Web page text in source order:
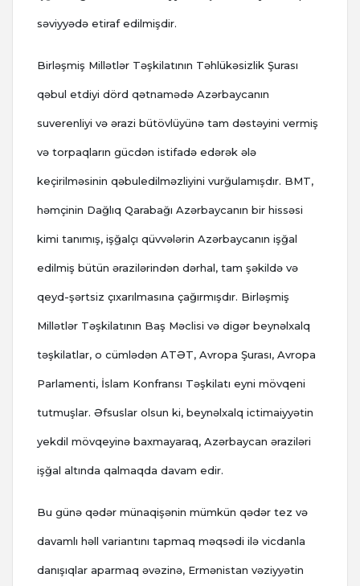
səviyyədə etiraf edilmişdir.
Birləşmiş Millətlər Təşkilatının Təhlükəsizlik Şurası
qəbul etdiyi dörd qətnamədə Azərbaycanın
suverenliyi və ərazi bütövlüyünə tam dəstəyini vermiş
və torpaqların gücdən istifadə edərək ələ
keçirilməsinin qəbuledilməzliyini vurğulamışdır. BMT,
həmçinin Dağlıq Qarabağı Azərbaycanın bir hissəsi
kimi tanımış, işğalçı qüvvələrin Azərbaycanın işğal
edilmiş bütün ərazilərindən dərhal, tam şəkildə və
qeyd-şərtsiz çıxarılmasına çağırmışdır. Birləşmiş
Millətlər Təşkilatının Baş Məclisi və digər beynəlxalq
təşkilatlar, o cümlədən ATƏT, Avropa Şurası, Avropa
Parlamenti, İslam Konfransı Təşkilatı eyni mövqeni
tutmuşlar. Əfsuslar olsun ki, beynəlxalq ictimaiyyətin
yekdil mövqeyinə baxmayaraq, Azərbaycan əraziləri
işğal altında qalmaqda davam edir.
Bu günə qədər münaqişənin mümkün qədər tez və
davamlı həll variantını tapmaq məqsədi ilə vicdanla
danışıqlar aparmaq əvəzinə, Ermənistan vəziyyətin